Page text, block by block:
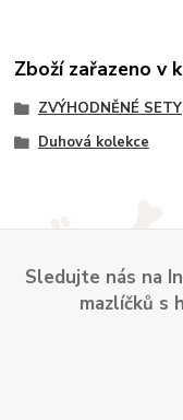
Zboží zařazeno v
ZVÝHODNĚNÉ SETY
Duhová kolekce
Sledujte nás na
mazlíčků s